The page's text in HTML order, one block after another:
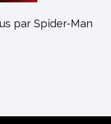
par Spider-Man